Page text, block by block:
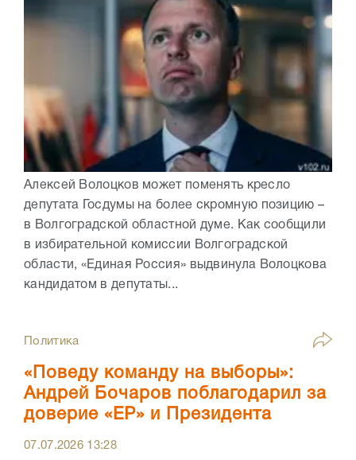
Алексей Волоцков может поменять кресло
депутата Госдумы на более скромную позицию –
в Волгоградской областной думе. Как сообщили
в избирательной комиссии Волгоградской
области, «Единая Россия» выдвинула Волоцкова
кандидатом в депутаты...
Политика
«Поведу команду на выборы»:
Андрей Бочаров поблагодарил за
доверие «ЕР» и Президента
07.07.2026 13:28